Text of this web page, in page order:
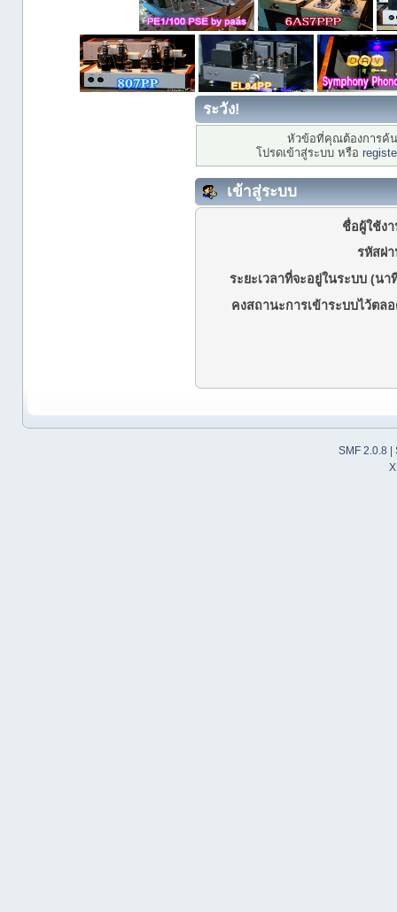
ระวัง!
หัวข้อที่คุณต้องการค้
โปรดเข้าสู่ระบบ หรือ
เข้าสู่ระบบ
ชื่อผู้ใช้ง
รหัสผ่
ระยะเวลาที่จะอยู่ในระบบ (นา
คงสถานะการเข้าระบบไว้ตล
SMF 2.0.8